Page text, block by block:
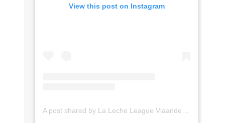
View this post on Instagram